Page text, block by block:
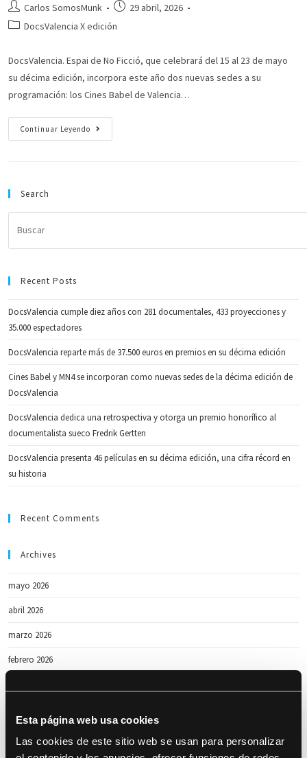
Esta página web usa cookies
Las cookies de este sitio web se usan para personalizar
Carlos SomosMunk
29 abril, 2026
DocsValencia X edición
DocsValencia. Espai de No Ficció, que celebrará del 15 al 23 de mayo
su décima edición, incorpora este año dos nuevas sedes a su
programación: los Cines Babel de Valencia…
Continuar Leyendo
Search
Recent Posts
DocsValencia cumple diez años con 281 documentales, 433 proyecciones y
35.000 espectadores
DocsValencia reparte más de 37.500 euros en premios en su décima edición
Cines Babel y MN4 se incorporan como nuevas sedes de la décima edición de
DocsValencia
DocsValencia dedica una retrospectiva y otorga un premio honorífico al
documentalista sueco Fredrik Gertten
DocsValencia presenta 46 películas en su décima edición, una cifra récord en
su historia
Recent Comments
Archives
mayo 2026
abril 2026
marzo 2026
febrero 2026